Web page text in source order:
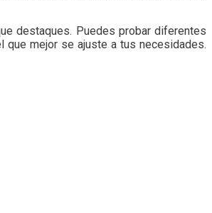
destaques. Puedes probar diferentes
que mejor se ajuste a tus necesidades.